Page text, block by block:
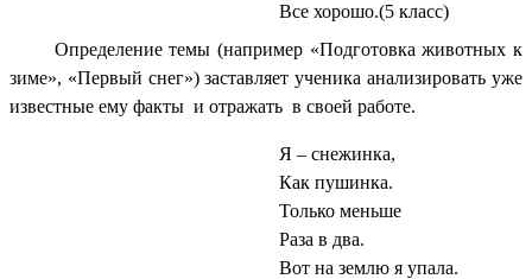
Все хорошо.(5 класс)
Определение темы (например «Подготовка животных к
зиме», «Первый снег») заставляет ученика анализировать уже
известные ему факты и отражать в своей работе.
Я – снежинка,
Как пушинка.
Только меньше
Раза в два.
Вот на землю я упала.